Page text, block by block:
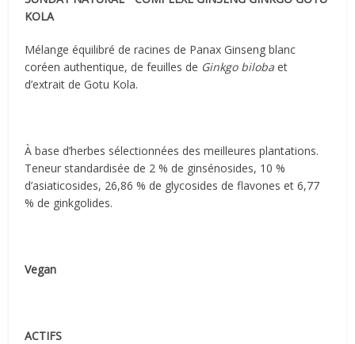
KOLA
Mélange équilibré de racines de Panax Ginseng blanc
coréen authentique, de feuilles de Ginkgo biloba et
d’extrait de Gotu Kola.
À base d’herbes sélectionnées des meilleures plantations.
Teneur standardisée de 2 % de ginsénosides, 10 %
d’asiaticosides, 26,86 % de glycosides de flavones et 6,77
% de ginkgolides.
Vegan
ACTIFS